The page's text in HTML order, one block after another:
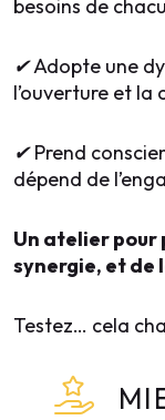
besoins de
✔Adopte une
l’ouverture et la
✔Prend
dépend de l’
Un atelier pour
synergie, et de
Testez… cela